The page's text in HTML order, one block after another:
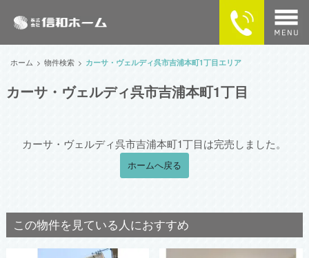
ホーム 物件検索 カーサ・ヴェルディ呉市吉浦本町1丁目エリア
カーサ・ヴェルディ呉市吉浦本町1丁目
カーサ・ヴェルディ呉市吉浦本町1丁目は完売しました。
ホームへ戻る
この物件を見ている人におすすめ
home
物件検索
カーサ・ヴェルディの住まい
供給実績